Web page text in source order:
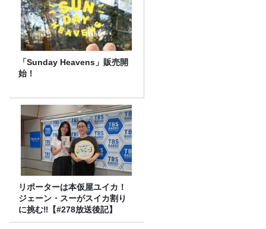
「Sunday Heavens」販売開
始！
リポーターは本仮屋ユイカ！
ジェーン・スーがスイカ割り
に挑む‼【#278放送後記】